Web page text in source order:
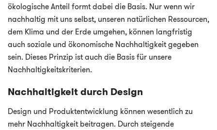
ökologische Anteil formt dabei die Basis. Nur wenn wir
nachhaltig mit uns selbst, unseren natürlichen Ressourcen,
dem Klima und der Erde umgehen, können langfristig
auch soziale und ökonomische Nachhaltigkeit gegeben
sein. Dieses Prinzip ist auch die Basis für unsere
Nachhaltigkeitskriterien.
Nachhaltigkeit durch Design
Design und Produktentwicklung können wesentlich zu
mehr Nachhaltigkeit beitragen. Durch steigende